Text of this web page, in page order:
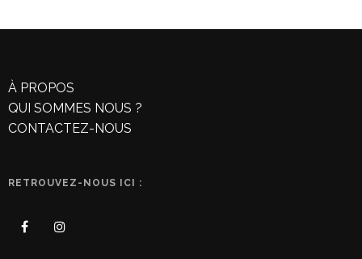
À PROPOS
QUI SOMMES NOUS ?
CONTACTEZ-NOUS
RETROUVEZ-NOUS ICI :